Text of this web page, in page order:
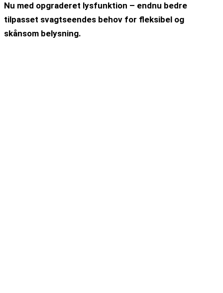
Nu med opgraderet lysfunktion – endnu bedre
tilpasset svagtseendes behov for fleksibel og
skånsom belysning.